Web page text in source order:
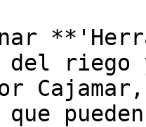
del
que